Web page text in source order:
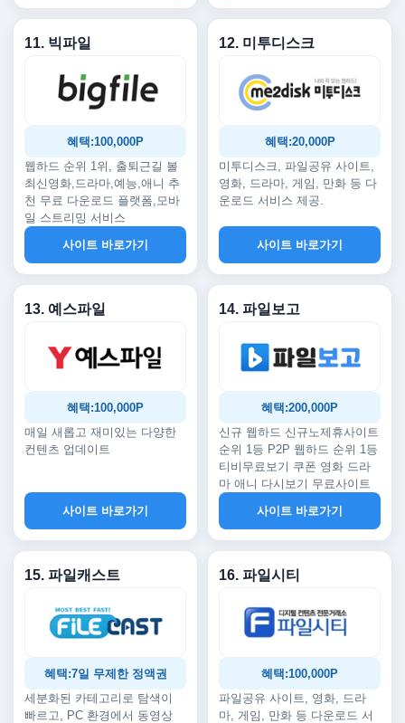
11. 빅파일
혜택:100,000P
웹하드 순위 1위, 출퇴근길 볼
최신영화,드라마,예능,애니 추
천 무료 다운로드 플랫폼,모바
일 스트리밍 서비스
사이트 바로가기
12. 미투디스크
혜택:20,000P
미투디스크, 파일공유 사이트,
영화, 드라마, 게임, 만화 등 다
운로드 서비스 제공.
사이트 바로가기
13. 예스파일
혜택:100,000P
매일 새롭고 재미있는 다양한
컨텐츠 업데이트
사이트 바로가기
14. 파일보고
혜택:200,000P
신규 웹하드 신규노제휴사이트
순위 1등 P2P 웹하드 순위 1등
티비무료보기 쿠폰 영화 드라
마 애니 다시보기 무료사이트
사이트 바로가기
15. 파일캐스트
혜택:7일 무제한 정액권
세분화된 카테고리로 탐색이
빠르고, PC 환경에서 동영상
16. 파일시티
혜택:100,000P
파일공유 사이트, 영화, 드라
마, 게임, 만화 등 다운로드 서